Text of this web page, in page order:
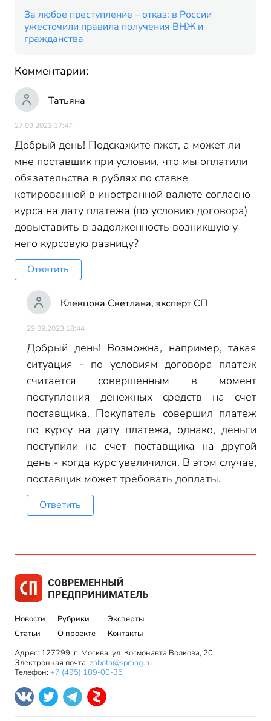
За любое преступление – отказ: в России
ужесточили правила получения ВНЖ и
гражданства
Комментарии:
Татьяна
27.09.2023 17:47
Добрый день! Подскажите пжст, а может ли
мне поставщик при условии, что мы оплатили
обязательства в рублях по ставке
котированной в иностранной валюте согласно
курса на дату платежа (по условию договора)
довыставить в задолженность возникшую у
него курсовую разницу?
Ответить
Клевцова Светлана, эксперт СП
29.09.2023 18:44
Добрый день! Возможна, например, такая
ситуация - по условиям договора платеж
считается совершенным в момент
поступления денежных средств на счет
поставщика. Покупатель совершил платеж
по курсу на дату платежа, однако, деньги
поступили на счет поставщика на другой
день - когда курс увеличился. В этом случае,
поставщик может требовать доплаты.
Ответить
Новости
Статьи
Рубрики
О проекте
Эксперты
Контакты
Адрес: 127299, г. Москва, ул. Космонавта Волкова, 20
Электронная почта: zabota@spmag.ru
Телефон: +7 (495) 189-00-35